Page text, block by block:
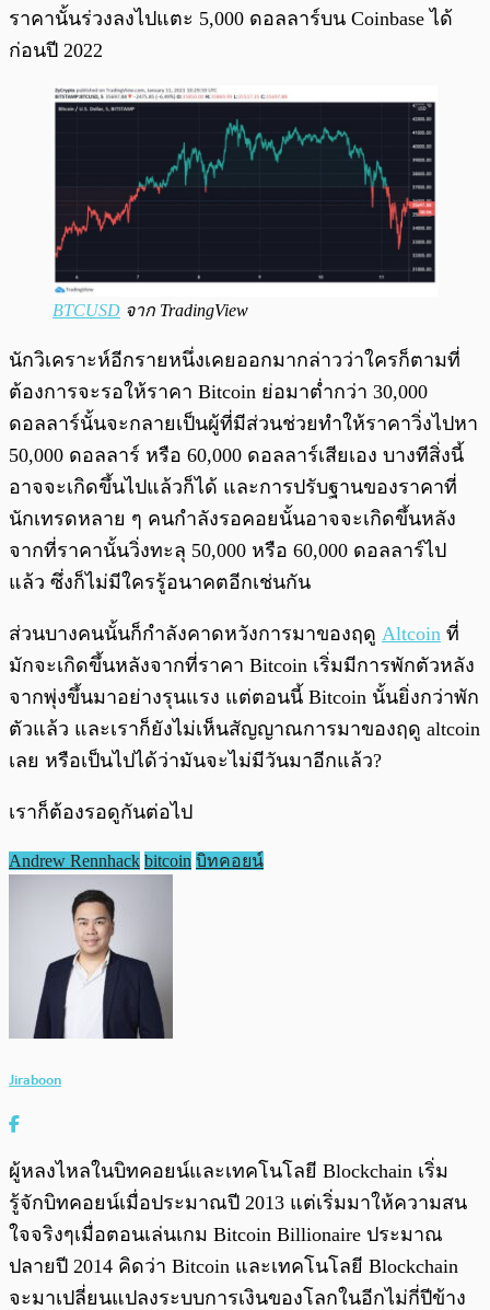
ราคานั้นร่วงลงไปแตะ 5,000 ดอลลาร์บน Coinbase ได้
ก่อนปี 2022
BTCUSD จาก TradingView
นักวิเคราะห์อีกรายหนึ่งเคยออกมากล่าวว่าใครก็ตามที่
ต้องการจะรอให้ราคา Bitcoin ย่อมาต่ำกว่า 30,000
ดอลลาร์นั้นจะกลายเป็นผู้ที่มีส่วนช่วยทำให้ราคาวิ่งไปหา
50,000 ดอลลาร์ หรือ 60,000 ดอลลาร์เสียเอง บางทีสิ่งนี้
อาจจะเกิดขึ้นไปแล้วก็ได้ และการปรับฐานของราคาที่
นักเทรดหลาย ๆ คนกำลังรอคอยนั้นอาจจะเกิดขึ้นหลัง
จากที่ราคานั้นวิ่งทะลุ 50,000 หรือ 60,000 ดอลลาร์ไป
แล้ว ซึ่งก็ไม่มีใครรู้อนาคตอีกเช่นกัน
ส่วนบางคนนั้นก็กำลังคาดหวังการมาของฤดู Altcoin ที่
มักจะเกิดขึ้นหลังจากที่ราคา Bitcoin เริ่มมีการพักตัวหลัง
จากพุ่งขึ้นมาอย่างรุนแรง แต่ตอนนี้ Bitcoin นั้นยิ่งกว่าพัก
ตัวแล้ว และเราก็ยังไม่เห็นสัญญาณการมาของฤดู altcoin
เลย หรือเป็นไปได้ว่ามันจะไม่มีวันมาอีกแล้ว?
เราก็ต้องรอดูกันต่อไป
Andrew Rennhack bitcoin บิทคอยน์
Jiraboon
ผู้หลงไหลในบิทคอยน์และเทคโนโลยี Blockchain เริ่ม
รู้จักบิทคอยน์เมื่อประมาณปี 2013 แต่เริ่มมาให้ความสน
ใจจริงๆเมื่อตอนเล่นเกม Bitcoin Billionaire ประมาณ
ปลายปี 2014 คิดว่า Bitcoin และเทคโนโลยี Blockchain
จะมาเปลี่ยนแปลงระบบการเงินของโลกในอีกไม่กี่ปีข้าง